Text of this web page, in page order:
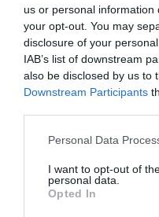
us or personal
your opt-out. You may
disclosure of your
IAB’s list of downstream
also be disclosed by us to
Downstream Participants
Please note that this
not limited to your visit or
grant or deny consent to
use your data for below
Personal Data
I want to opt-out of
personal data.
Opted In
1994 Τουρνουά
Τουρνουά
1995 Τουρνουά
Τουρνουά Μιχάλη
Τουρνουά Πάτρας
2001 Τουρνουά
2002 Διεθνές
Σπαντόνι» 2004